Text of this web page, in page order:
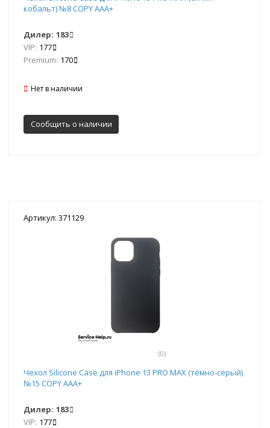
кобальт) №8 COPY AAA+
Дилер: 183
VIP: 177
Premium: 170
Нет в наличии
Сообщить о наличии
Артикул: 371129
(0)
Чехол Silicone Case для iPhone 13 PRO MAX (тёмно-серый)
№15 COPY AAA+
Дилер: 183
VIP: 177